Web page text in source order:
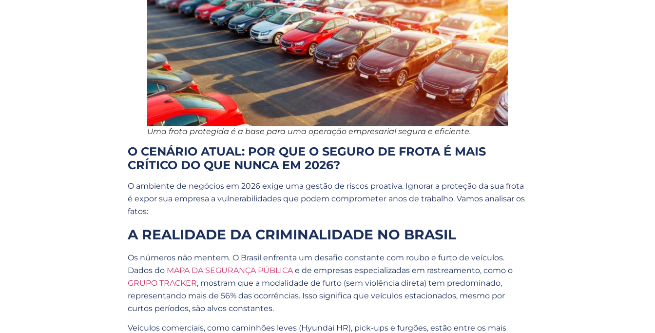
Uma frota protegida é a base para uma operação empresarial segura e eficiente.
O CENÁRIO ATUAL: POR QUE O SEGURO DE FROTA É MAIS
CRÍTICO DO QUE NUNCA EM 2026?
O ambiente de negócios em 2026 exige uma gestão de riscos proativa. Ignorar a proteção da sua frota
é expor sua empresa a vulnerabilidades que podem comprometer anos de trabalho. Vamos analisar os
fatos:
A REALIDADE DA CRIMINALIDADE NO BRASIL
Os números não mentem. O Brasil enfrenta um desafio constante com roubo e furto de veículos.
Dados do MAPA DA SEGURANÇA PÚBLICA e de empresas especializadas em rastreamento, como o
GRUPO TRACKER, mostram que a modalidade de furto (sem violência direta) tem predominado,
representando mais de 56% das ocorrências. Isso significa que veículos estacionados, mesmo por
curtos períodos, são alvos constantes.
Veículos comerciais, como caminhões leves (Hyundai HR), pick-ups e furgões, estão entre os mais